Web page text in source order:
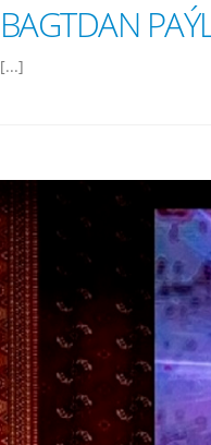
BAGTDAN
[...]